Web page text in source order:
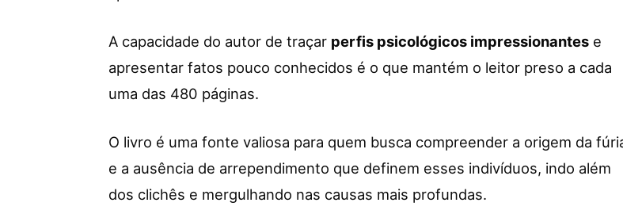
A capacidade do autor de traçar perfis psicológicos impressionantes e
apresentar fatos pouco conhecidos é o que mantém o leitor preso a cada
uma das 480 páginas.
O livro é uma fonte valiosa para quem busca compreender a origem da
e a ausência de arrependimento que definem esses indivíduos, indo além
dos clichês e mergulhando nas causas mais profundas.